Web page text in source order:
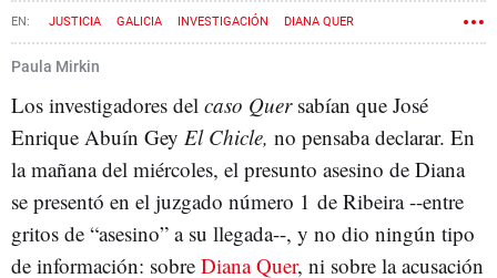
JUSTICIA GALICIA INVESTIGACIÓN DIANA QUER
Paula Mirkin
Los investigadores del caso Quer sabían que José
Enrique Abuín Gey El Chicle, no pensaba declarar. En
la mañana del miércoles, el presunto asesino de Diana
se presentó en el juzgado número 1 de Ribeira --entre
gritos de “asesino” a su llegada--, y no dio ningún tipo
de información: sobre Diana Quer, ni sobre la acusación